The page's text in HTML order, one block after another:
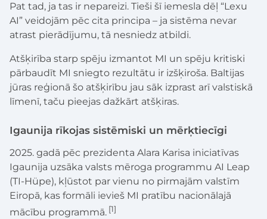
Pat tad, ja tas ir nepareizi. Tieši šī iemesla dēļ “Lexu
AI” veidojām pēc cita principa – ja sistēma nevar
atrast pierādījumu, tā nesniedz atbildi.
Atšķirība starp spēju izmantot MI un spēju kritiski
pārbaudīt MI sniegto rezultātu ir izšķiroša. Baltijas
jūras reģionā šo atšķirību jau sāk izprast arī valstiskā
līmenī, taču pieejas dažkārt atšķiras.
Igaunija rīkojas sistēmiski un mērķtiecīgi
2025. gadā pēc prezidenta Alara Karisa iniciatīvas
Igaunija uzsāka valsts mēroga programmu AI Leap
(TI-Hüpe), kļūstot par vienu no pirmajām valstīm
Eiropā, kas formāli ievieš MI pratību nacionālajā
mācību programmā. [1]